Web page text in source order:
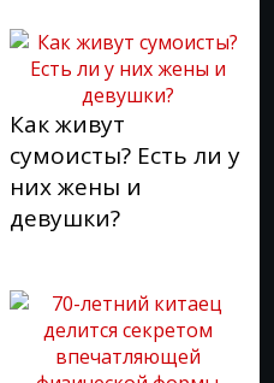
Как живут
сумоисты? Есть ли у
них жены и
девушки?